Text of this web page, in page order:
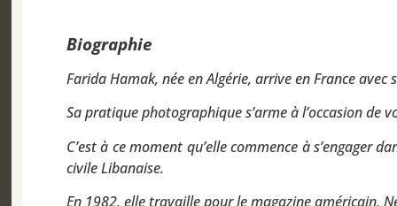
Biographie
Farida Hamak, née en Algérie, arrive en France
Sa pratique photographique s’arme à l’occasion de
C’est à ce moment qu’elle commence à s’engager
civile Libanaise.
En 1982, elle travaille pour le magazine américain,